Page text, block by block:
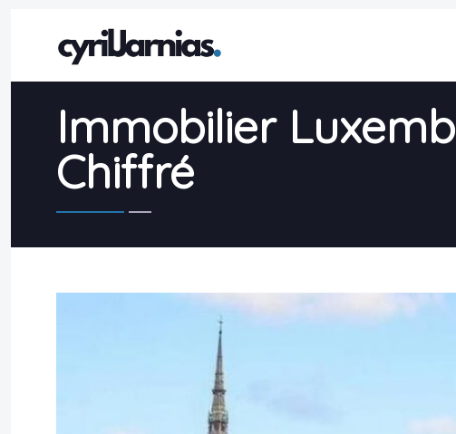
Immobilier
Chiffré